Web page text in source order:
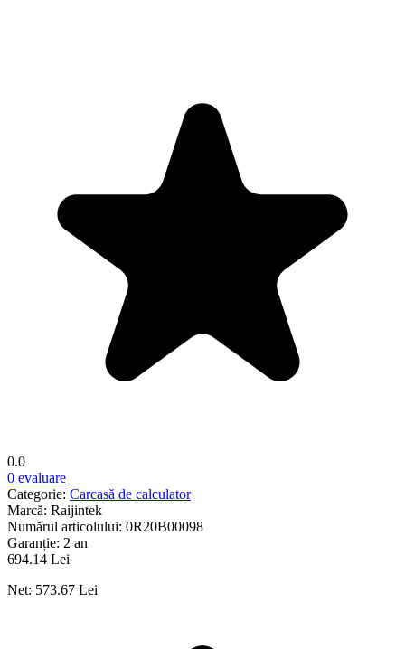
0.0
0 evaluare
Categorie: Carcasă de calculator
Marcă: Raijintek
Numărul articolului: 0R20B00098
Garanție: 2 an
694.14 Lei
Net: 573.67 Lei